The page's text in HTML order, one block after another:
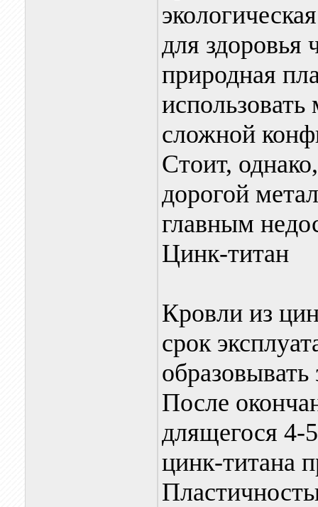
для здоровья
природная
сложной
Стоит,
дорогой
главным
Цинк-титан
Кровли из
срок
После
длящегося 4-
цинк-титана